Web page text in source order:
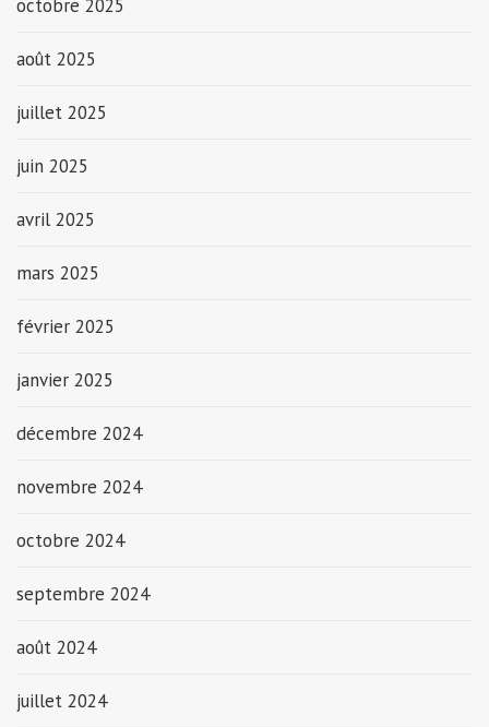
octobre 2025
août 2025
juillet 2025
juin 2025
avril 2025
mars 2025
février 2025
janvier 2025
décembre 2024
novembre 2024
octobre 2024
septembre 2024
août 2024
juillet 2024